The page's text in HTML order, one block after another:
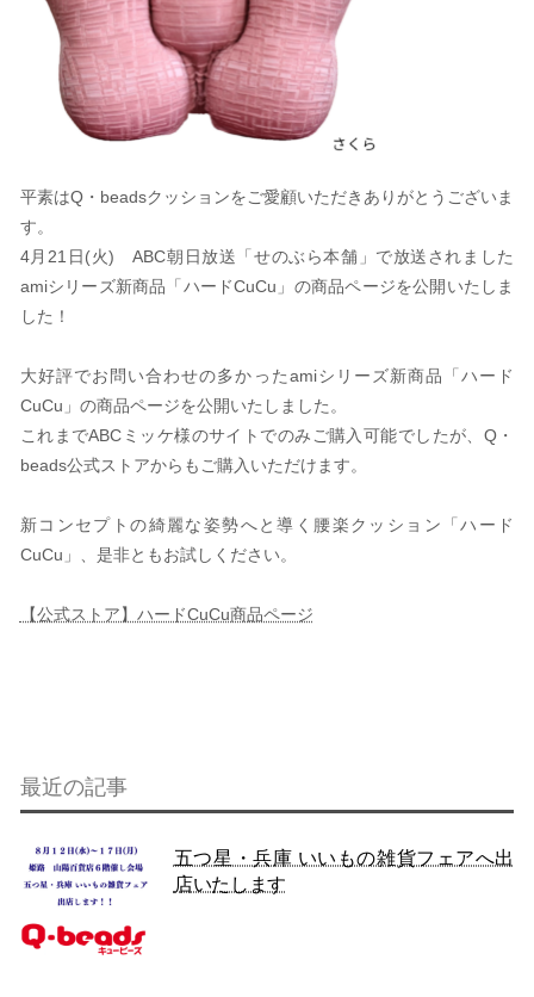
平素はQ・beadsクッションをご愛顧いただきありがとうございま
す。
4月21日(火) ABC朝日放送「せのぶら本舗」で放送されました
amiシリーズ新商品「ハードCuCu」の商品ページを公開いたしま
した！
大好評でお問い合わせの多かったamiシリーズ新商品「ハード
CuCu」の商品ページを公開いたしました。
これまでABCミッケ様のサイトでのみご購入可能でしたが、Q・
beads公式ストアからもご購入いただけます。
新コンセプトの綺麗な姿勢へと導く腰楽クッション「ハード
CuCu」、是非ともお試しください。
【公式ストア】ハードCuCu商品ページ
最近の記事
五つ星・兵庫 いいもの雑貨フェアへ出
店いたします